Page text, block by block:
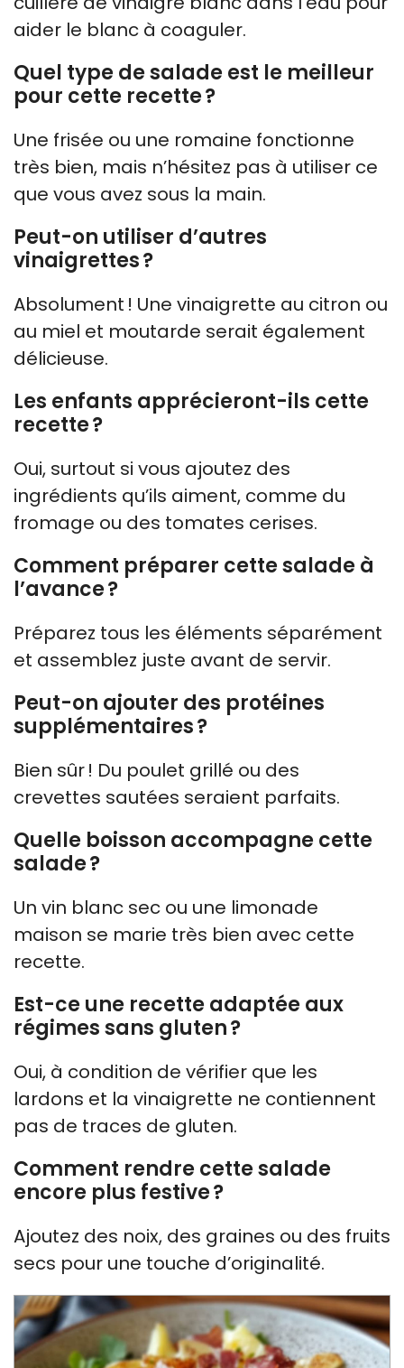
aider le blanc à coaguler.
Quel type de salade est le meilleur
pour cette recette ?
Une frisée ou une romaine fonctionne
très bien, mais n’hésitez pas à utiliser ce
que vous avez sous la main.
Peut-on utiliser d’autres
vinaigrettes ?
Absolument ! Une vinaigrette au citron ou
au miel et moutarde serait également
délicieuse.
Les enfants apprécieront-ils cette
recette ?
Oui, surtout si vous ajoutez des
ingrédients qu’ils aiment, comme du
fromage ou des tomates cerises.
Comment préparer cette salade à
l’avance ?
Préparez tous les éléments séparément
et assemblez juste avant de servir.
Peut-on ajouter des protéines
supplémentaires ?
Bien sûr ! Du poulet grillé ou des
crevettes sautées seraient parfaits.
Quelle boisson accompagne cette
salade ?
Un vin blanc sec ou une limonade
maison se marie très bien avec cette
recette.
Est-ce une recette adaptée aux
régimes sans gluten ?
Oui, à condition de vérifier que les
lardons et la vinaigrette ne contiennent
pas de traces de gluten.
Comment rendre cette salade
encore plus festive ?
Ajoutez des noix, des graines ou des fruits
secs pour une touche d’originalité.